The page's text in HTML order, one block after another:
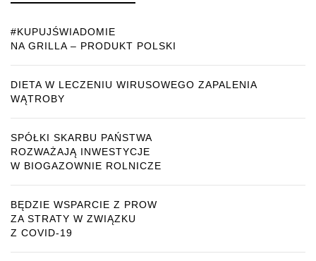
#KUPUJŚWIADOMIE
NA GRILLA – PRODUKT POLSKI
DIETA W LECZENIU WIRUSOWEGO ZAPALENIA
WĄTROBY
SPÓŁKI SKARBU PAŃSTWA
ROZWAŻAJĄ INWESTYCJE
W BIOGAZOWNIE ROLNICZE
BĘDZIE WSPARCIE Z PROW
ZA STRATY W ZWIĄZKU
Z COVID-19